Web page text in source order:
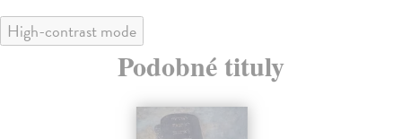
High-contrast mode
Podobné tituly